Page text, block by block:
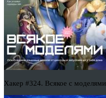
Хакер #324. Всякое с моделями